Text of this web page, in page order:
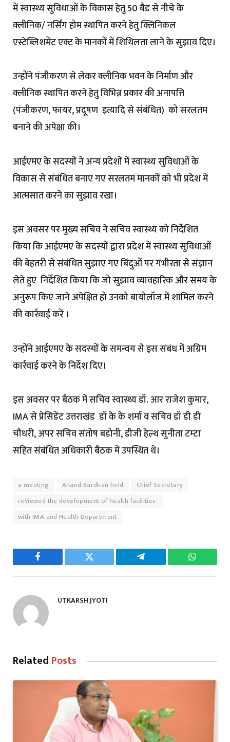
में स्वास्थ्य सुविधाओं के विकास हेतु 50 बैड से नीचे के
क्लीनिक/ नर्सिंग होम स्थापित करने हेतु क्लिनिकल
एस्टेब्लिशमेंट एक्ट के मानकों में शिथिलता लाने के सुझाव दिए।
उन्होंने पंजीकरण से लेकर क्लीनिक भवन के निर्माण और
क्लीनिक स्थापित करने हेतु विभिन्न प्रकार की अनापत्ति
(पंजीकरण, फायर, प्रदूषण इत्यादि से संबंधित) को सरलतम
बनाने की अपेक्षा की।
आईएमए के सदस्यों ने अन्य प्रदेशों में स्वास्थ्य सुविधाओं के
विकास से संबंधित बनाए गए सरलतम मानकों को भी प्रदेश में
आत्मसात करने का सुझाव रखा।
इस अवसर पर मुख्य सचिव ने सचिव स्वास्थ्य को निर्देशित
किया कि आईएमए के सदस्यों द्वारा प्रदेश में स्वास्थ्य सुविधाओं
की बेहतरी से संबंधित सुझाए गए बिंदुओं पर गंभीरता से संज्ञान
लेते हुए निर्देशित किया कि जो सुझाव व्यावहारिक और समय के
अनुरूप किए जाने अपेक्षित हो उनको बायोलॉज में शामिल करने
की कार्रवाई करें ।
उन्होंने आईएमए के सदस्यों के समन्वय से इस संबंध में अग्रिम
कार्रवाई करने के निर्देश दिए।
इस अवसर पर बैठक में सचिव स्वास्थ्य डॉ. आर राजेश कुमार,
IMA से प्रेसिडेंट उत्तराखंड डॉ के के शर्मा व सचिव डॉ डी डी
चौधरी, अपर सचिव संतोष बडोनी, डीजी हेल्थ सुनीता टम्टा
सहित संबंधित अधिकारी बैठक में उपस्थित थे।
a meeting Anand Bardhan held
Chief Secretary
reviewed the development of health facilities.
with IMA and Health Department
Facebook Twitter Telegram
UTKARSH JYOTI
Related Posts